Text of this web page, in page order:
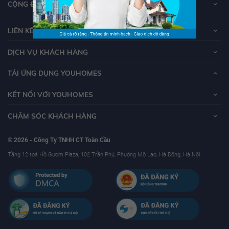
CỘNG ĐỒNG YOUHOMERS
LIÊN KẾT
DỊCH VỤ KHÁCH HÀNG
TẢI ỨNG DỤNG YOUHOMES
KẾT NỐI VỚI YOUHOMES
CHĂM SÓC KHÁCH HÀNG
© 2026 - Công Ty TNHH CT Toàn Cầu
Tầng 12 toà Hồ Gươm Plaza, 102 Trần Phú, Phường Mộ Lao, Hà Đông, Hà Nội